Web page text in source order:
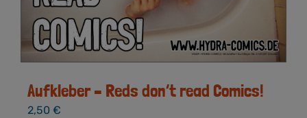
Aufkleber – Reds don’t read Comics!
2,50 €